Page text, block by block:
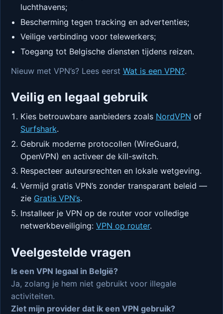
luchthavens;
Bescherming tegen tracking en advertenties;
Veilige verbinding voor telewerkers;
Toegang tot Belgische diensten tijdens reizen.
Nieuw met VPN’s? Lees eerst Wat is een VPN?.
Veilig en legaal gebruik
Kies betrouwbare aanbieders zoals NordVPN of
Surfshark.
Gebruik moderne protocollen (WireGuard,
OpenVPN) en activeer de kill-switch.
Respecteer auteursrechten en lokale wetgeving.
Vermijd gratis VPN’s zonder transparant beleid —
zie Gratis VPN’s.
Installeer je VPN op de router voor volledige
netwerkbeveiliging: VPN op router.
Veelgestelde vragen
Is een VPN legaal in België?
Ja, zolang je hem niet gebruikt voor illegale
activiteiten.
Ziet mijn provider dat ik een VPN gebruik?